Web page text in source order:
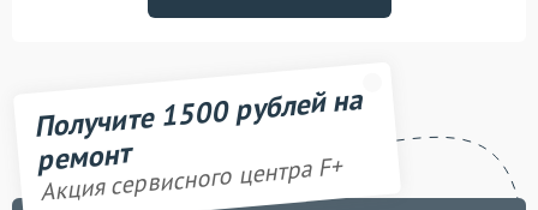
Получите 1500 рублей на
ремонт
Акция сервисного центра F+